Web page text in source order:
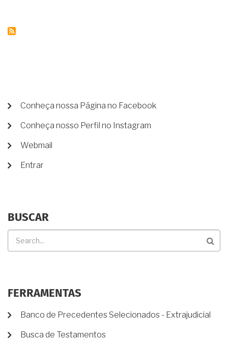
MENU
CONTA
DE
Conheça nossa Página no Facebook
Conheça nosso Perfil no Instagram
Webmail
Entrar
BUSCAR
FERRAMENTAS
Banco de Precedentes Selecionados - Extrajudicial
Busca de Testamentos